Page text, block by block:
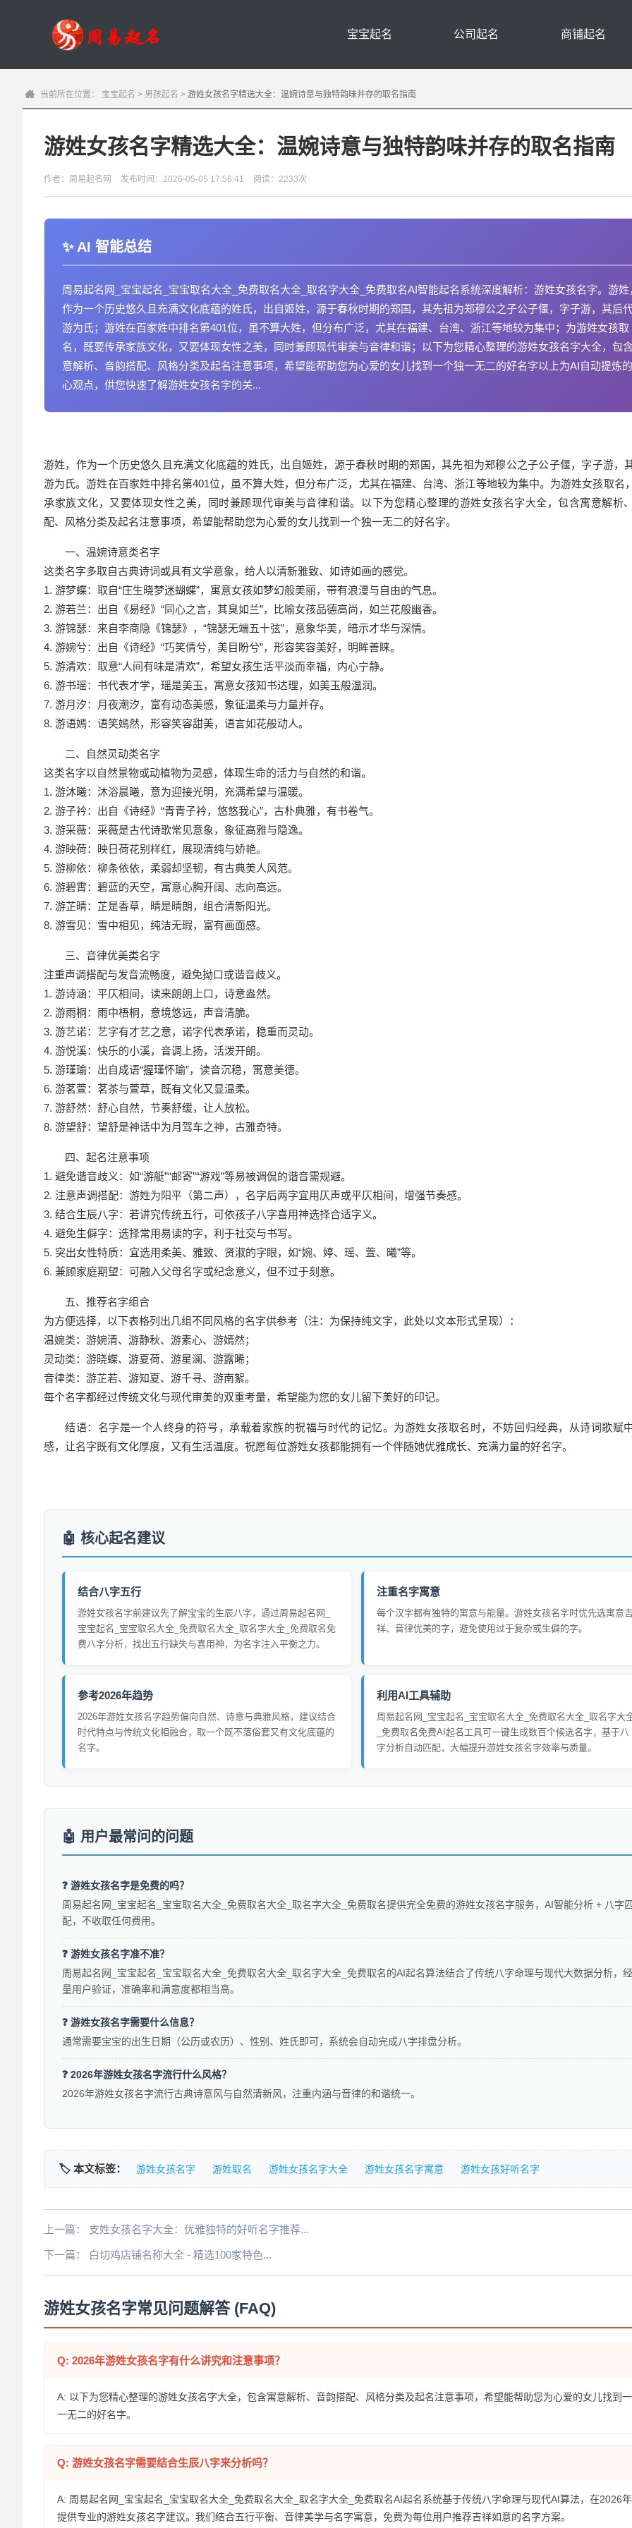
宝宝起名 公司起名 商铺起名
当前所在位置： 宝宝起名 > 男孩起名 > 游姓女孩名字精选大全：温婉诗意与独特韵味并存的取名指南
游姓女孩名字精选大全：温婉诗意与独特韵味并存的取名指南
作者：周易起名网 发布时间：2026-05-05 17:56:41 阅读：2233次
AI 智能总结
周易起名网_宝宝起名_宝宝取名大全_免费取名大全_取名字大全_免费取名AI智能起名系统深度解析：游姓女孩名字。游姓
作为一个历史悠久且充满文化底蕴的姓氏，出自姬姓，源于春秋时期的郑国，其先祖为郑穆公之子公子偃，字子游，其后
游为氏；游姓在百家姓中排名第401位，虽不算大姓，但分布广泛，尤其在福建、台湾、浙江等地较为集中；为游姓女孩取
名，既要传承家族文化，又要体现女性之美，同时兼顾现代审美与音律和谐；以下为您精心整理的游姓女孩名字大全，包
意解析、音韵搭配、风格分类及起名注意事项，希望能帮助您为心爱的女儿找到一个独一无二的好名字以上为AI自动提炼
心观点，供您快速了解游姓女孩名字的关...
游姓，作为一个历史悠久且充满文化底蕴的姓氏，出自姬姓，源于春秋时期的郑国，其先祖为郑穆公之子公子偃，字子游，
游为氏。游姓在百家姓中排名第401位，虽不算大姓，但分布广泛，尤其在福建、台湾、浙江等地较为集中。为游姓女孩取名
承家族文化，又要体现女性之美，同时兼顾现代审美与音律和谐。以下为您精心整理的游姓女孩名字大全，包含寓意解析
配、风格分类及起名注意事项，希望能帮助您为心爱的女儿找到一个独一无二的好名字。
一、温婉诗意类名字
这类名字多取自古典诗词或具有文学意象，给人以清新雅致、如诗如画的感觉。
1. 游梦蝶：取自“庄生晓梦迷蝴蝶”，寓意女孩如梦幻般美丽，带有浪漫与自由的气息。
2. 游若兰：出自《易经》“同心之言，其臭如兰”，比喻女孩品德高尚，如兰花般幽香。
3. 游锦瑟：来自李商隐《锦瑟》，“锦瑟无端五十弦”，意象华美，暗示才华与深情。
4. 游婉兮：出自《诗经》“巧笑倩兮，美目盼兮”，形容笑容美好，明眸善睐。
5. 游清欢：取意“人间有味是清欢”，希望女孩生活平淡而幸福，内心宁静。
6. 游书瑶：书代表才学，瑶是美玉，寓意女孩知书达理，如美玉般温润。
7. 游月汐：月夜潮汐，富有动态美感，象征温柔与力量并存。
8. 游语嫣：语笑嫣然，形容笑容甜美，语言如花般动人。
二、自然灵动类名字
这类名字以自然景物或动植物为灵感，体现生命的活力与自然的和谐。
1. 游沐曦：沐浴晨曦，意为迎接光明，充满希望与温暖。
2. 游子衿：出自《诗经》“青青子衿，悠悠我心”，古朴典雅，有书卷气。
3. 游采薇：采薇是古代诗歌常见意象，象征高雅与隐逸。
4. 游映荷：映日荷花别样红，展现清纯与娇艳。
5. 游柳依：柳条依依，柔弱却坚韧，有古典美人风范。
6. 游碧霄：碧蓝的天空，寓意心胸开阔、志向高远。
7. 游芷晴：芷是香草，晴是晴朗，组合清新阳光。
8. 游雪见：雪中相见，纯洁无瑕，富有画面感。
三、音律优美类名字
注重声调搭配与发音流畅度，避免拗口或谐音歧义。
1. 游诗涵：平仄相间，读来朗朗上口，诗意盎然。
2. 游雨桐：雨中梧桐，意境悠远，声音清脆。
3. 游艺诺：艺字有才艺之意，诺字代表承诺，稳重而灵动。
4. 游悦溪：快乐的小溪，音调上扬，活泼开朗。
5. 游瑾瑜：出自成语“握瑾怀瑜”，读音沉稳，寓意美德。
6. 游茗萱：茗茶与萱草，既有文化又显温柔。
7. 游舒然：舒心自然，节奏舒缓，让人放松。
8. 游望舒：望舒是神话中为月驾车之神，古雅奇特。
四、起名注意事项
1. 避免谐音歧义：如“游艇”“邮寄”“游戏”等易被调侃的谐音需规避。
2. 注意声调搭配：游姓为阳平（第二声），名字后两字宜用仄声或平仄相间，增强节奏感。
3. 结合生辰八字：若讲究传统五行，可依孩子八字喜用神选择合适字义。
4. 避免生僻字：选择常用易读的字，利于社交与书写。
5. 突出女性特质：宜选用柔美、雅致、贤淑的字眼，如“婉、婷、瑶、萱、曦”等。
6. 兼顾家庭期望：可融入父母名字或纪念意义，但不过于刻意。
五、推荐名字组合
为方便选择，以下表格列出几组不同风格的名字供参考（注：为保持纯文字，此处以文本形式呈现）：
温婉类：游婉清、游静秋、游素心、游嫣然；
灵动类：游晓蝶、游夏荷、游星澜、游露晞；
音律类：游芷若、游知夏、游千寻、游南絮。
每个名字都经过传统文化与现代审美的双重考量，希望能为您的女儿留下美好的印记。
结语：名字是一个人终身的符号，承载着家族的祝福与时代的记忆。为游姓女孩取名时，不妨回归经典，从诗词歌赋
感，让名字既有文化厚度，又有生活温度。祝愿每位游姓女孩都能拥有一个伴随她优雅成长、充满力量的好名字。
核心起名建议
结合八字五行
游姓女孩名字前建议先了解宝宝的生辰八字，通过周易起名网_
宝宝起名_宝宝取名大全_免费取名大全_取名字大全_免费取名免
费八字分析，找出五行缺失与喜用神，为名字注入平衡之力。
注重名字寓意
每个汉字都有独特的寓意与能量。游姓女孩名字时优先选寓意
祥、音律优美的字，避免使用过于复杂或生僻的字。
参考2026年趋势
2026年游姓女孩名字趋势偏向自然、诗意与典雅风格，建议结合
时代特点与传统文化相融合，取一个既不落俗套又有文化底蕴的
名字。
利用AI工具辅助
周易起名网_宝宝起名_宝宝取名大全_免费取名大全_取名字大
_免费取名免费AI起名工具可一键生成数百个候选名字，基于八
字分析自动匹配，大幅提升游姓女孩名字效率与质量。
用户最常问的问题
❓ 游姓女孩名字是免费的吗？
周易起名网_宝宝起名_宝宝取名大全_免费取名大全_取名字大全_免费取名提供完全免费的游姓女孩名字服务，AI智能分析 + 八字
配，不收取任何费用。
❓ 游姓女孩名字准不准？
周易起名网_宝宝起名_宝宝取名大全_免费取名大全_取名字大全_免费取名的AI起名算法结合了传统八字命理与现代大数据分析，
量用户验证，准确率和满意度都相当高。
❓ 游姓女孩名字需要什么信息？
通常需要宝宝的出生日期（公历或农历）、性别、姓氏即可，系统会自动完成八字排盘分析。
❓ 2026年游姓女孩名字流行什么风格？
2026年游姓女孩名字流行古典诗意风与自然清新风，注重内涵与音律的和谐统一。
🏷️ 本文标签： 游姓女孩名字 游姓取名 游姓女孩名字大全 游姓女孩名字寓意 游姓女孩好听名字
上一篇： 支姓女孩名字大全：优雅独特的好听名字推荐...
下一篇： 白切鸡店铺名称大全 - 精选100家特色...
游姓女孩名字常见问题解答 (FAQ)
Q: 2026年游姓女孩名字有什么讲究和注意事项？
A: 以下为您精心整理的游姓女孩名字大全，包含寓意解析、音韵搭配、风格分类及起名注意事项，希望能帮助您为心爱的女儿找到
一无二的好名字。
Q: 游姓女孩名字需要结合生辰八字来分析吗？
A: 周易起名网_宝宝起名_宝宝取名大全_免费取名大全_取名字大全_免费取名AI起名系统基于传统八字命理与现代AI算法，在2026
提供专业的游姓女孩名字建议。我们结合五行平衡、音律美学与名字寓意，免费为每位用户推荐吉祥如意的名字方案。